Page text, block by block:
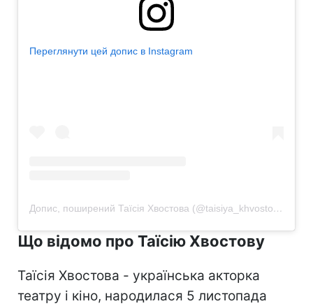
Переглянути цей допис в Instagram
Допис, поширений Таїсія Хвостова (@taisiya_khvostova)
Що відомо про Таїсію Хвостову
Таїсія Хвостова - українська акторка
театру і кіно, народилася 5 листопада